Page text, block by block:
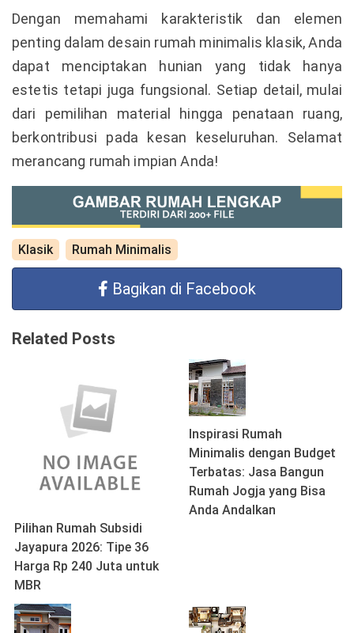
Dengan memahami karakteristik dan elemen
penting dalam desain rumah minimalis klasik, Anda
dapat menciptakan hunian yang tidak hanya
estetis tetapi juga fungsional. Setiap detail, mulai
dari pemilihan material hingga penataan ruang,
berkontribusi pada kesan keseluruhan. Selamat
merancang rumah impian Anda!
Klasik Rumah Minimalis
Bagikan di Facebook
Related Posts
Pilihan Rumah Subsidi
Jayapura 2026: Tipe 36
Harga Rp 240 Juta untuk
MBR
Inspirasi Rumah
Minimalis dengan Budget
Terbatas: Jasa Bangun
Rumah Jogja yang Bisa
Anda Andalkan